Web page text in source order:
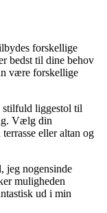
forskellige
bedst til dine behov
være forskellige
stilfuld liggestol til
Vælg din
eller altan og
jeg nogensinde
muligheden
ud i min